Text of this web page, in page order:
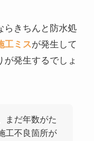
らきちんと防水処
工ミスが発生して
発生するでしょ
まだ年数がた
工不良箇所が